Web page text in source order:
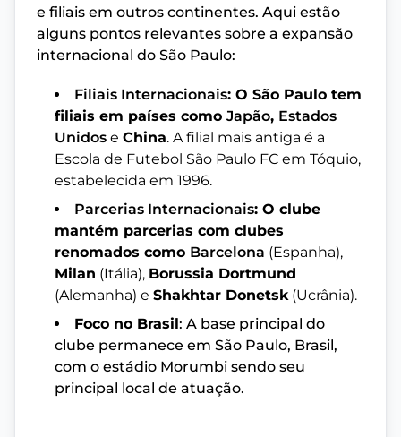
e filiais em outros continentes. Aqui estão
alguns pontos relevantes sobre a expansão
internacional do São Paulo:
Filiais Internacionais: O São Paulo tem
filiais em países como Japão, Estados
Unidos e China. A filial mais antiga é a
Escola de Futebol São Paulo FC em Tóquio,
estabelecida em 1996.
Parcerias Internacionais: O clube
mantém parcerias com clubes
renomados como Barcelona (Espanha),
Milan (Itália), Borussia Dortmund
(Alemanha) e Shakhtar Donetsk(Ucrânia).
Foco no Brasil: A base principal do
clube permanece em São Paulo, Brasil,
com o estádio Morumbi sendo seu
principal local de atuação.